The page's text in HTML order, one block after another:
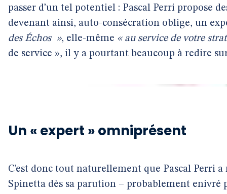
passer d’un tel potentiel : Pascal Perri propose
devenant ainsi, auto-consécration oblige, un
des Échos », elle-même « au service de votre
de service », il y a pourtant beaucoup à redire
Un « expert » omniprésent
C’est donc tout naturellement que Pascal Perri
Spinetta dès sa parution – probablement enivré